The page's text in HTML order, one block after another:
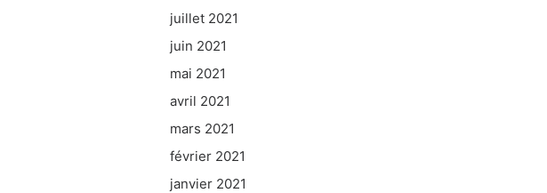
juillet 2021
juin 2021
mai 2021
avril 2021
mars 2021
février 2021
janvier 2021